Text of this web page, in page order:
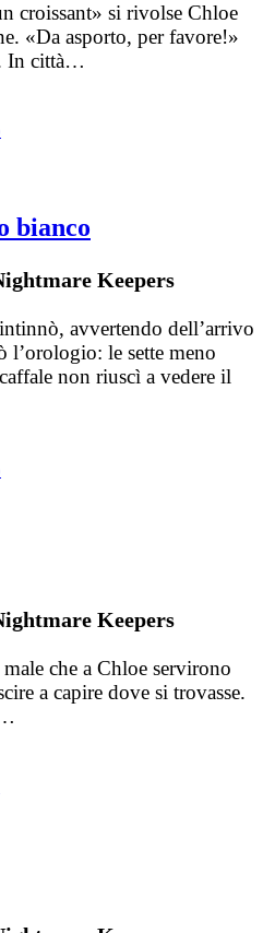
croissant» si rivolse Chloe
«Da asporto, per favore!»
In città…
bianco
Keepers
avvertendo dell’arrivo
l’orologio: le sette meno
non riuscì a vedere il
Keepers
che a Chloe servirono
a capire dove si trovasse.